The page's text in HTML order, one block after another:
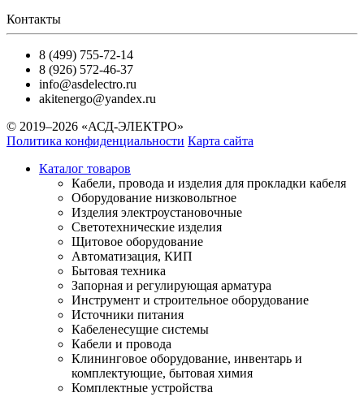
Контакты
8 (499) 755-72-14
8 (926) 572-46-37
info@asdelectro.ru
akitenergo@yandex.ru
© 2019–2026 «АСД-ЭЛЕКТРО»
Политика конфиденциальности Карта сайта
Каталог товаров
Кабели, провода и изделия для прокладки кабеля
Оборудование низковольтное
Изделия электроустановочные
Светотехнические изделия
Щитовое оборудование
Автоматизация, КИП
Бытовая техника
Запорная и регулирующая арматура
Инструмент и строительное оборудование
Источники питания
Кабеленесущие системы
Кабели и провода
Клининговое оборудование, инвентарь и
комплектующие, бытовая химия
Комплектные устройства